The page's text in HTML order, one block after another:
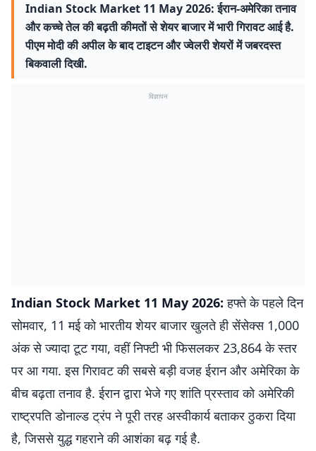
Indian Stock Market 11 May 2026: ईरान-अमेरिका तनाव
और कच्चे तेल की बढ़ती कीमतों से शेयर बाजार में भारी गिरावट आई है.
पीएम मोदी की अपील के बाद टाइटन और ज्वेलरी शेयरों में जबरदस्त
बिकवाली दिखी.
विज्ञापन
Indian Stock Market 11 May 2026: हफ्ते के पहले दिन
सोमवार, 11 मई को भारतीय शेयर बाजार खुलते ही सेंसेक्स 1,000
अंक से ज्यादा टूट गया, वहीं निफ्टी भी फिसलकर 23,864 के स्तर
पर आ गया. इस गिरावट की सबसे बड़ी वजह ईरान और अमेरिका के
बीच बढ़ता तनाव है. ईरान द्वारा भेजे गए शांति प्रस्ताव को अमेरिकी
राष्ट्रपति डोनाल्ड ट्रंप ने पूरी तरह अस्वीकार्य बताकर ठुकरा दिया
है, जिससे युद्ध गहराने की आशंका बढ़ गई है.